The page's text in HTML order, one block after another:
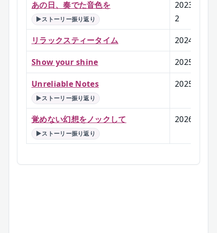
あの日、奏でた音色を
▶ストーリー振り返り
2023/1
2
リラックスティータイム 2024/2
Show your shine 2025/1
Unreliable Notes
▶ストーリー振り返り
2025/3
覚めない幻想をノックして
▶ストーリー振り返り
2026/1